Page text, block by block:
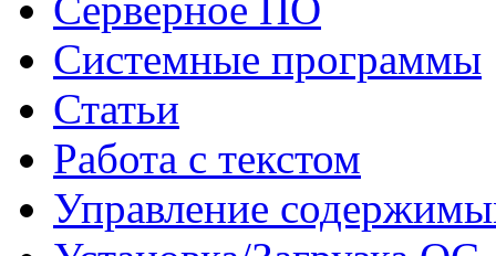
Системные программы
Статьи
Работа с текстом
Управление